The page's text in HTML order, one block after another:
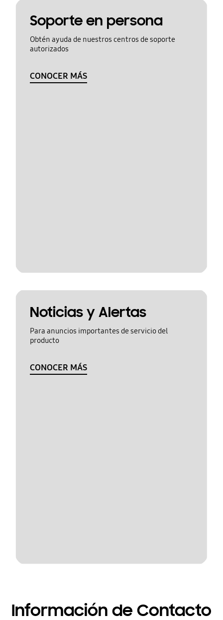
Soporte en persona
Obtén ayuda de nuestros centros de soporte
autorizados
CONOCER MÁS
Noticias y Alertas
Para anuncios importantes de servicio del
producto
CONOCER MÁS
Información de Contacto